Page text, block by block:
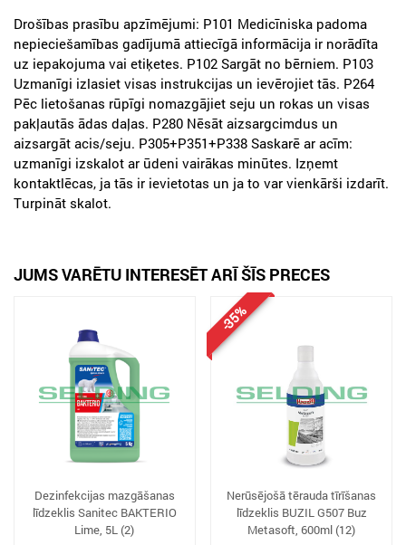
Drošības prasību apzīmējumi: P101 Medicīniska padoma
nepieciešamības gadījumā attiecīgā informācija ir norādīta
uz iepakojuma vai etiķetes. P102 Sargāt no bērniem. P103
Uzmanīgi izlasiet visas instrukcijas un ievērojiet tās. P264
Pēc lietošanas rūpīgi nomazgājiet seju un rokas un visas
pakļautās ādas daļas. P280 Nēsāt aizsargcimdus un
aizsargāt acis/seju. P305+P351+P338 Saskarē ar acīm:
uzmanīgi izskalot ar ūdeni vairākas minūtes. Izņemt
kontaktlēcas, ja tās ir ievietotas un ja to var vienkārši izdarīt.
Turpināt skalot.
JUMS VARĒTU INTERESĒT ARĪ ŠĪS PRECES
Dezinfekcijas mazgāšanas
līdzeklis Sanitec BAKTERIO
Lime, 5L (2)
-35%
Nerūsējošā tērauda tīrīšanas
līdzeklis BUZIL G507 Buz
Metasoft, 600ml (12)